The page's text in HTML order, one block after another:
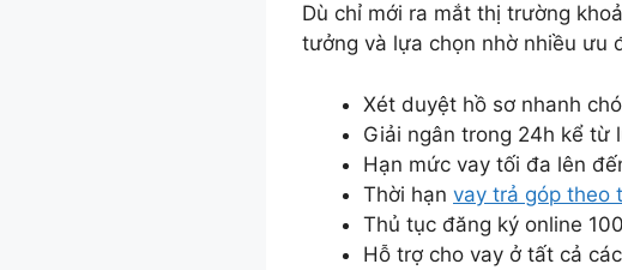
Dù chỉ mới ra mắt thị trường
tưởng và lựa chọn nhờ nhiều ưu
Xét duyệt hồ sơ nhanh
Giải ngân trong 24h kể từ
Hạn mức vay tối đa lên
Thời hạn vay trả góp theo
Thủ tục đăng ký online
Hỗ trợ cho vay ở tất cả